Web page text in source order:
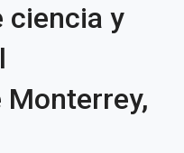
ciencia y
Monterrey,